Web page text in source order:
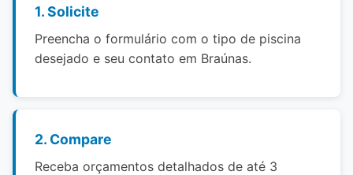
1. Solicite
Preencha o formulário com o tipo de piscina
desejado e seu contato em Braúnas.
2. Compare
Receba orçamentos detalhados de até 3